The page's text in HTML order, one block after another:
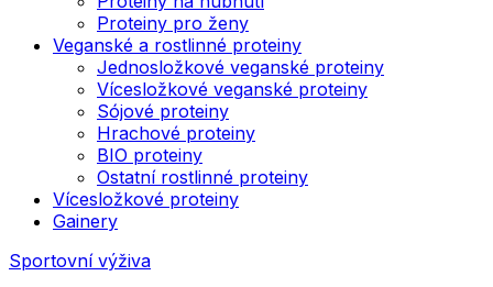
Proteiny pro ženy
Veganské a rostlinné proteiny
Jednosložkové veganské proteiny
Vícesložkové veganské proteiny
Sójové proteiny
Hrachové proteiny
BIO proteiny
Ostatní rostlinné proteiny
Vícesložkové proteiny
Gainery
Sportovní výživa